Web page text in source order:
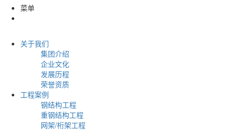
菜单
关于我们
集团介绍
企业文化
发展历程
荣誉资质
工程案例
钢结构工程
重钢结构工程
网架/桁架工程